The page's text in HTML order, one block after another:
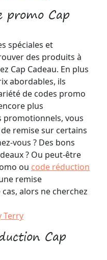
promo Cap
spéciales et
des produits à
Cap Cadeau. En plus
abordables, ils
de codes promo
plus
promotionnels, vous
remise sur certains
vous ? Des bons
? Ou peut-être
ou code réduction
remise
alors ne cherchez
Terry
Cap